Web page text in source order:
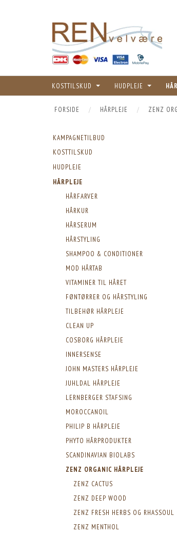
KOSTTILSKUD HUDPLEJE
FORSIDE HÅRPLEJE ZENZ
KAMPAGNETILBUD
KOSTTILSKUD
HUDPLEJE
HÅRPLEJE
HÅRFARVER
HÅRKUR
HÅRSERUM
HÅRSTYLING
SHAMPOO & CONDITIONER
MOD HÅRTAB
VITAMINER TIL HÅRET
FØNTØRRER OG HÅRSTYLING
TILBEHØR HÅRPLEJE
CLEAN UP
COSBORG HÅRPLEJE
INNERSENSE
JOHN MASTERS HÅRPLEJE
JUHLDAL HÅRPLEJE
LERNBERGER STAFSING
MOROCCANOIL
PHILIP B HÅRPLEJE
PHYTO HÅRPRODUKTER
SCANDINAVIAN BIOLABS
ZENZ ORGANIC HÅRPLEJE
ZENZ CACTUS
ZENZ DEEP WOOD
ZENZ FRESH HERBS OG RHASSOUL
ZENZ MENTHOL